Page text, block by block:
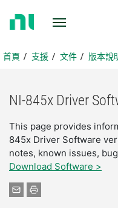
頁首頁 支援 文件 版本說
NI-845x Driver
This page provides
845x Driver Software
notes, known issues,
Download Software >